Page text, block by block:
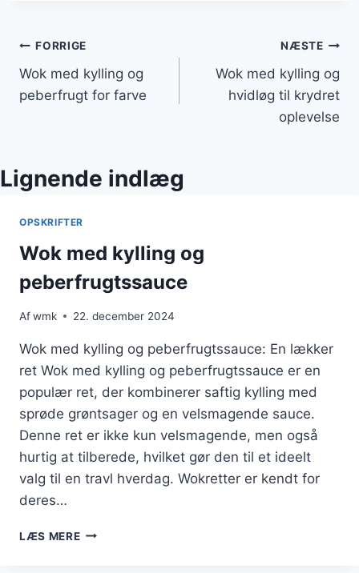
Indlægsnavigation
FORRIGE
Wok med kylling og
peberfrugt for farve
NÆSTE
Wok med kylling og
hvidløg til krydret
oplevelse
Lignende indlæg
OPSKRIFTER
Wok med kylling og
peberfrugtssauce
Afwmk 22. december 2024
Wok med kylling og peberfrugtssauce: En lækker
ret Wok med kylling og peberfrugtssauce er en
populær ret, der kombinerer saftig kylling med
sprøde grøntsager og en velsmagende sauce.
Denne ret er ikke kun velsmagende, men også
hurtig at tilberede, hvilket gør den til et ideelt
valg til en travl hverdag. Wokretter er kendt for
deres…
LÆS MEREWOK